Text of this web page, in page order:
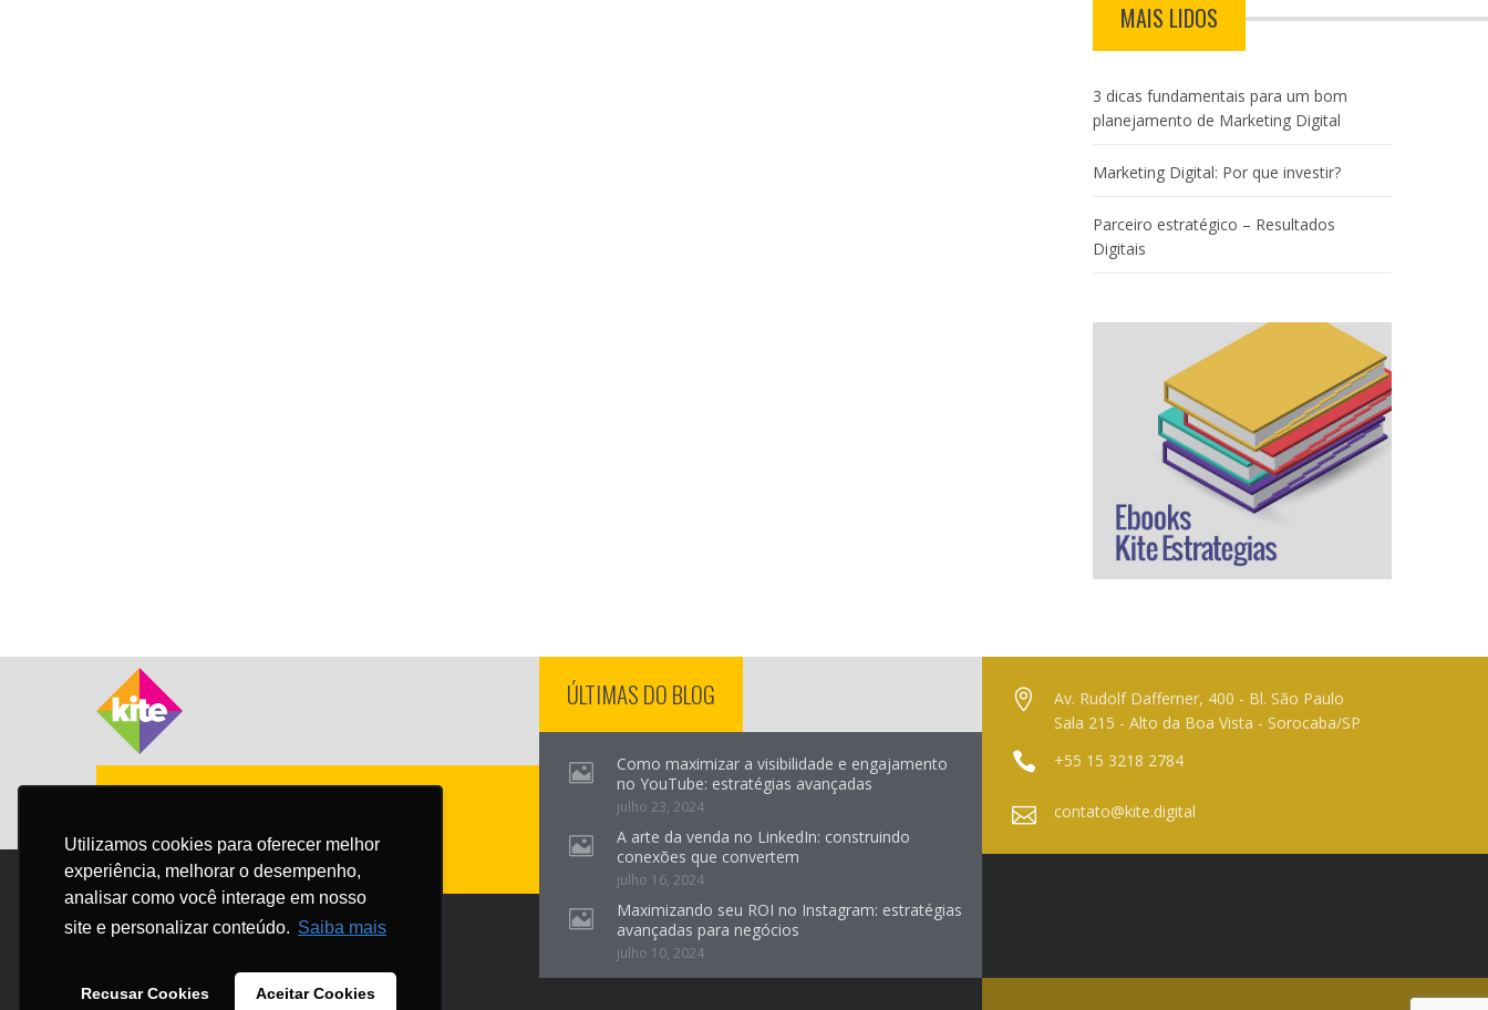
Utilizamos cookies para oferecer melhor
experiência, melhorar o desempenho,
analisar como você interage em nosso
site e personalizar conteúdo. Saiba mais
Recusar Cookies Aceitar Cookies
Utilizamos cookies para oferecer melhor
experiência, melhorar o desempenho,
analisar como você interage em nosso
site e personalizar conteúdo. Saiba mais
Recusar Cookies Aceitar Cookies
MAIS LIDOS
3 dicas fundamentais para um bom
planejamento de Marketing Digital
Marketing Digital: Por que investir?
Parceiro estratégico – Resultados
Digitais
ÚLTIMAS DO BLOG
Como maximizar a visibilidade e engajamento
no YouTube: estratégias avançadas
julho 23, 2024
A arte da venda no LinkedIn: construindo
conexões que convertem
julho 16, 2024
Maximizando seu ROI no Instagram: estratégias
avançadas para negócios
julho 10, 2024
Av. Rudolf Dafferner, 400 - Bl. São Paulo
Sala 215 - Alto da Boa Vista - Sorocaba/SP
+55 15 3218 2784
contato@kite.digital